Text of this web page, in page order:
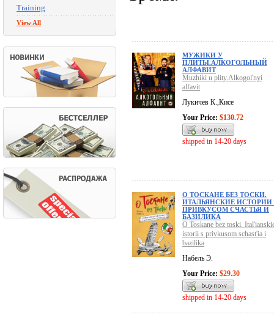
Training
View All
МУЖИКИ У
ПЛИТЫ.АЛКОГОЛЬНЫЙ
АЛФАВИТ
Muzhiki u plity.Alkogol'nyi
alfavit
Лукичев К.,Кисе
Your Price: $130.72
shipped in 14-20 days
О ТОСКАНЕ БЕЗ ТОСКИ.
ИТАЛЬЯНСКИЕ ИСТОРИИ
ПРИВКУСОМ СЧАСТЬЯ И
БАЗИЛИКА
O Toskane bez toski.
istorii s privkusom schast'ia i
bazilika
Набель Э.
Your Price: $29.30
shipped in 14-20 days